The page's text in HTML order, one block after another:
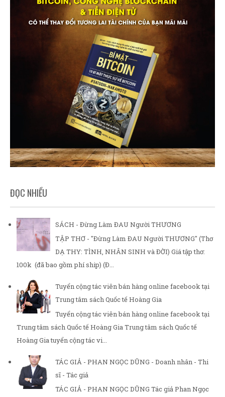
ĐỌC NHIỀU
SÁCH - Đừng Làm ĐAU Người THƯƠNG
TẬP THƠ - "Đừng Làm ĐAU Người THƯƠNG" (Thơ
DẠ THY: TÌNH, NHÂN SINH và ĐỜI) Giá tập thơ:
100k (đã bao gồm phí ship) (Đ...
Tuyển cộng tác viên bán hàng online facebook tại
Trung tâm sách Quốc tế Hoàng Gia
Tuyển cộng tác viên bán hàng online facebook tại
Trung tâm sách Quốc tế Hoàng Gia Trung tâm sách Quốc tế
Hoàng Gia tuyển cộng tác vi...
TÁC GIẢ - PHAN NGỌC DŨNG - Doanh nhân - Thi
sĩ - Tác giả
TÁC GIẢ - PHAN NGỌC DŨNG Tác giả Phan Ngọc